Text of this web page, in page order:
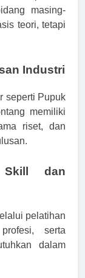
masing-
teori, tetapi
Industri
seperti Pupuk
memiliki
riset, dan
dan
pelatihan
serta
dalam